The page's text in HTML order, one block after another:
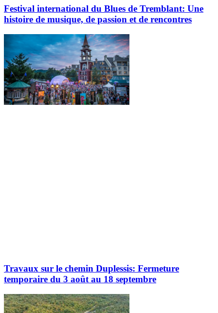
Festival international du Blues de Tremblant: Une
histoire de musique, de passion et de rencontres
Travaux sur le chemin Duplessis: Fermeture
temporaire du 3 août au 18 septembre